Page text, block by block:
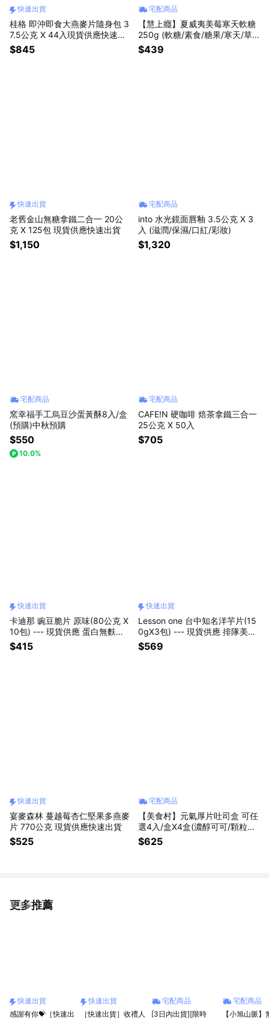
快速出貨
桂格 即沖即食大燕麥片隨身包 3
7.5公克 X 44入現貨供應快速出
貨
$845
宅配商品
【慧上癮】夏威夷美莓寒天軟糖
250g (軟糖/素食/糖果/寒天/草
莓) 過年 新春 新年禮盒 預購3月
底出貨
$439
快速出貨
老舊金山無糖拿鐵二合一 20公
克 X 125包 現貨供應快速出貨
$1,150
宅配商品
into 水光鏡面唇釉 3.5公克 X 3
入 (滋潤/保濕/口紅/彩妝)
$1,320
宅配商品
窯幸福手工烏豆沙蛋黃酥8入/盒
(預購)中秋預購
$550
10.0%
宅配商品
CAFE!N 硬咖啡 焙茶拿鐵三合一
25公克 X 50入
$705
快速出貨
卡迪那 豌豆脆片 原味(80公克 X
10包) --- 現貨供應 蛋白無麩質
點心下午茶餅乾零食 快速出貨
$415
快速出貨
Lesson one 台中知名洋芋片(15
0gX3包) --- 現貨供應 排隊美食
網紅推薦 快速出貨
$569
快速出貨
宴麥森林 蔓越莓杏仁堅果多燕麥
片 770公克 現貨供應快速出貨
$525
宅配商品
【美食村】元氣厚片吐司盒 可任
選4入/盒X4盒(濃醇可可/顆粒花
生/大湖草莓/巴西里香蒜/天然奶
油奶酥)銅板超夯美食
$625
更多推薦
看更多
快速出貨
感謝有你💝［快速出
快速出貨
［快速出貨］收禮人
宅配商品
[3日內出貨][限時
宅配商品
【小旭山脈】